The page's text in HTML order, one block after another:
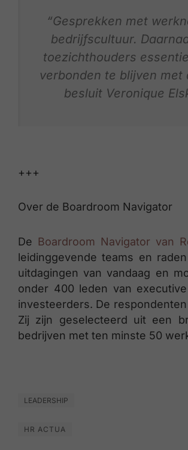
“Gesprekken met
bedrijfscultuur.
toezichthouders
verbonden te blijven met
besluit Veronique
+++
Over de Boardroom Navigator
De Boardroom Navigator van
leidinggevende teams en
uitdagingen van vandaag en
onder 400 leden van
investeerders. De
Zij zijn geselecteerd uit een
bedrijven met ten minste 50
LEADERSHIP
HR ACTUA